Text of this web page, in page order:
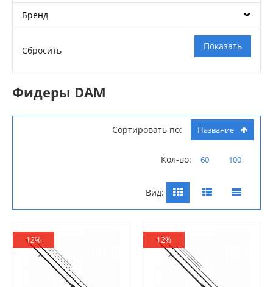
Бренд
Фидеры DAM
Сортировать по: Название
Кол-во: 60 100
Вид:
12% 12%